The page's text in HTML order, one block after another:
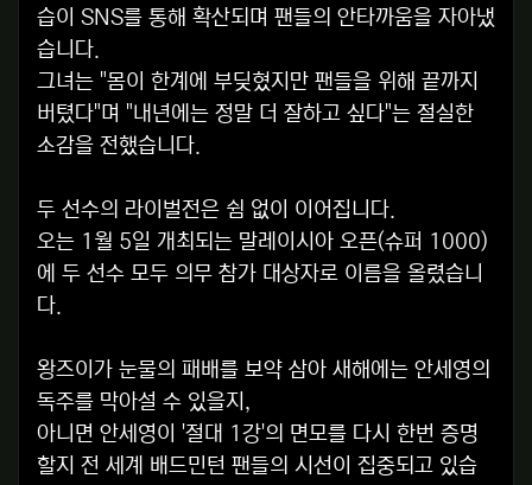
습이 SNS를 통해 확산되며 팬들의 안타까움을 자아냈
습니다.
그녀는 "몸이 한계에 부딪혔지만 팬들을 위해 끝까지
버텼다"며 "내년에는 정말 더 잘하고 싶다"는 절실한
소감을 전했습니다.
두 선수의 라이벌전은 쉼 없이 이어집니다.
오는 1월 5일 개최되는 말레이시아 오픈(슈퍼 1000)
에 두 선수 모두 의무 참가 대상자로 이름을 올렸습니
다.
왕즈이가 눈물의 패배를 보약 삼아 새해에는 안세영의
독주를 막아설 수 있을지,
아니면 안세영이 '절대 1강'의 면모를 다시 한번 증명
할지 전 세계 배드민턴 팬들의 시선이 집중되고 있습